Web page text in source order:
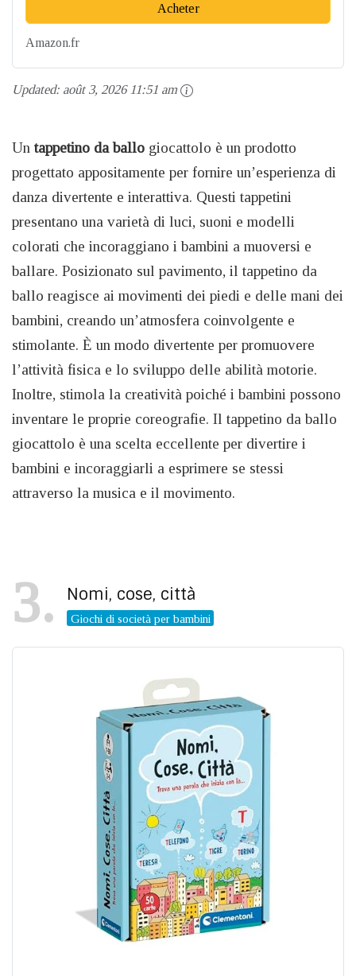
Acheter
Amazon.fr
Updated: août 3, 2026 11:51 am
Un tappetino da ballo giocattolo è un prodotto
progettato appositamente per fornire un’esperienza di
danza divertente e interattiva. Questi tappetini
presentano una varietà di luci, suoni e modelli
colorati che incoraggiano i bambini a muoversi e
ballare. Posizionato sul pavimento, il tappetino da
ballo reagisce ai movimenti dei piedi e delle mani dei
bambini, creando un’atmosfera coinvolgente e
stimolante. È un modo divertente per promuovere
l’attività fisica e lo sviluppo delle abilità motorie.
Inoltre, stimola la creatività poiché i bambini possono
inventare le proprie coreografie. Il tappetino da ballo
giocattolo è una scelta eccellente per divertire i
bambini e incoraggiarli a esprimere se stessi
attraverso la musica e il movimento.
3 Nomi, cose, città
Giochi di società per bambini